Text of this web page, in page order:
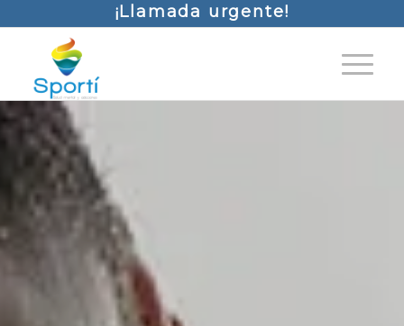
¡Llamada urgente!